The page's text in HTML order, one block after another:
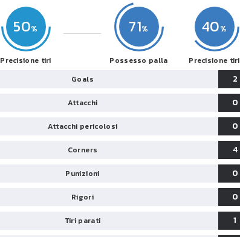
50
Precisione tiri
71
Possesso palla
40
Precisione tiri
Goals
2
Attacchi
0
Attacchi pericolosi
0
Corners
4
Punizioni
0
Rigori
0
Tiri parati
1